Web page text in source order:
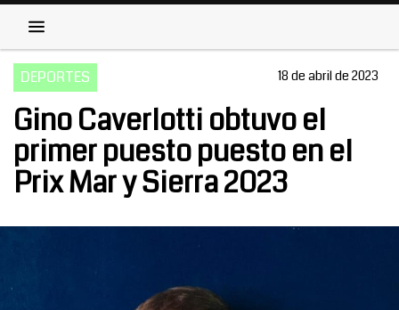
DEPORTES 18 de abril de 2023
Gino Caverlotti obtuvo el
primer puesto puesto en el
Prix Mar y Sierra 2023